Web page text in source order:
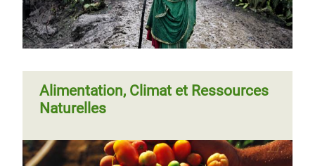
Alimentation, Climat et Ressources
Naturelles